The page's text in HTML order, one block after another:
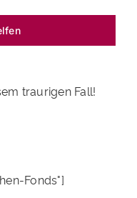
traurigen Fall!
Fonds"]